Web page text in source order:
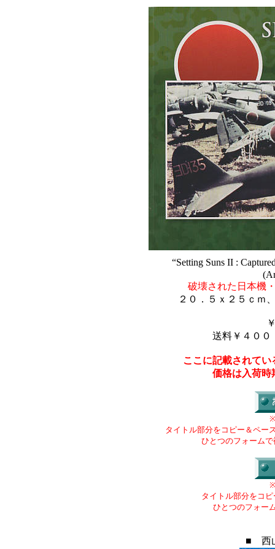
“Setting Suns II :
破壊された日本機
２０．５ｘ２５ｃｍ
送料￥４００
ここに記載されて
価格は入荷時
タイトル部分をコピー＆ペー
ひとつのフォーム
タイトル部分をコ
ひとつのフォー
■ 西